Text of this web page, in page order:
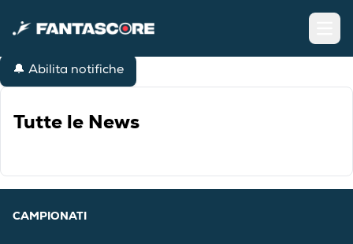
🔔 Abilita notifiche
Tutte le News
CAMPIONATI